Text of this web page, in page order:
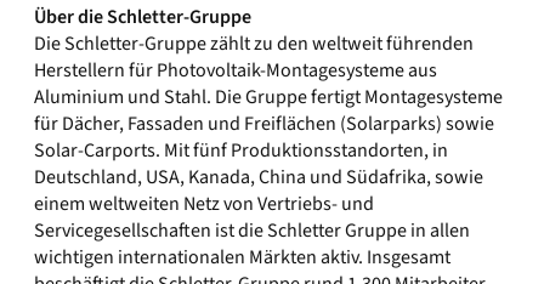
Über die Schletter-Gruppe
Die Schletter-Gruppe zählt zu den weltweit führenden
Herstellern für Photovoltaik-Montagesysteme aus
Aluminium und Stahl. Die Gruppe fertigt Montagesysteme
für Dächer, Fassaden und Freiflächen (Solarparks) sowie
Solar-Carports. Mit fünf Produktionsstandorten, in
Deutschland, USA, Kanada, China und Südafrika, sowie
einem weltweiten Netz von Vertriebs- und
Servicegesellschaften ist die Schletter Gruppe in allen
wichtigen internationalen Märkten aktiv. Insgesamt